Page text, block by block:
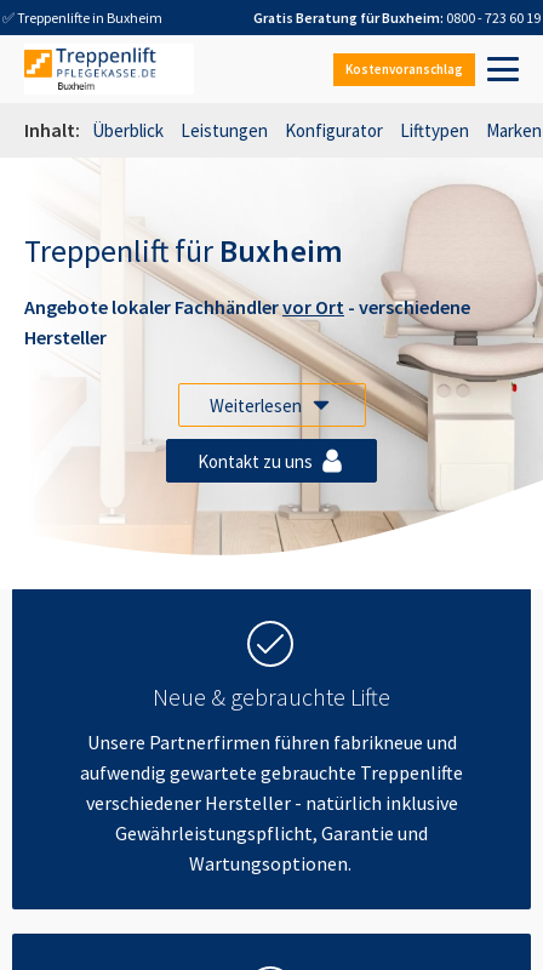
✅ Treppenlifte in Buxheim Gratis Beratung fürBuxheim: 0800 - 723 60 19
Kostenvoranschlag
Inhalt: Überblick Leistungen Konfigurator Lifttypen Marken
Treppenlift für Buxheim
Angebote lokaler Fachhändlervor Ort - verschiedene
Hersteller
Weiterlesen
Kontakt zu uns
Neue & gebrauchte Lifte
Unsere Partnerfirmen führen fabrikneue und
aufwendig gewartete gebrauchte Treppenlifte
verschiedener Hersteller - natürlich inklusive
Gewährleistungspflicht, Garantie und
Wartungsoptionen.